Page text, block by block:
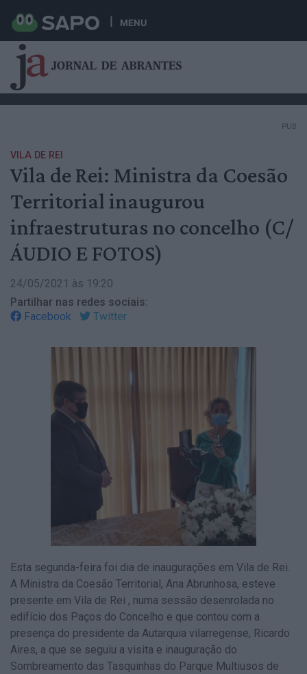
MENU
PUB
VILA DE REI
Vila de Rei: Ministra da Coesão
Territorial inaugurou
infraestruturas no concelho (C/
ÁUDIO E FOTOS)
24/05/2021 às 19:20
Partilhar nas redes sociais:
Facebook
Twitter
Esta segunda-feira foi dia de inaugurações em Vila de Rei.
A Ministra da Coesão Territorial, Ana Abrunhosa, esteve
presente em Vila de Rei , numa sessão desenrolada no
edifício dos Paços do Concelho e que contou com a
presença do presidente da Autarquia vilarregense, Ricardo
Aires, a que se seguiu a visita e inauguração do
Sombreamento das Tasquinhas do Parque Multiusos de